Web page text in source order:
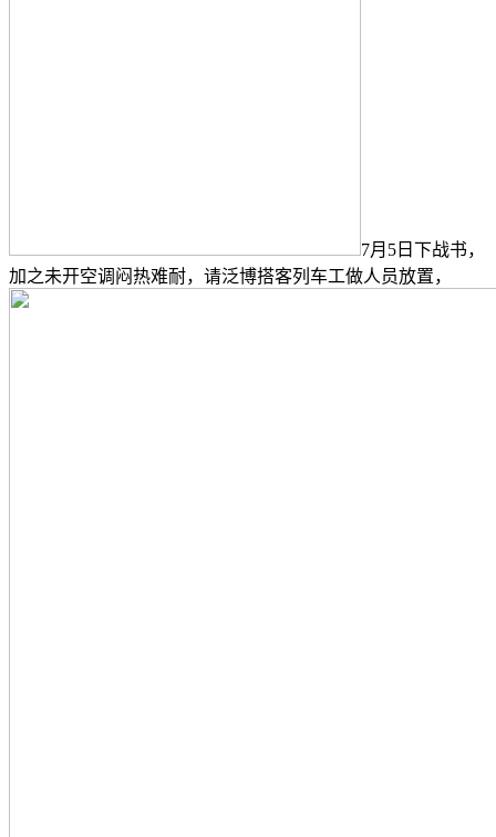
7月5日下战书，
加之未开空调闷热难耐，请泛博搭客列车工做人员放置，